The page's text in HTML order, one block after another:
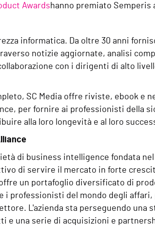
Awardshanno premiato Semperis
informatica. Da oltre 30 anni
notizie aggiornate, analisi
con i dirigenti di alto
SC Media offre riviste, ebook e
per fornire ai professionisti della
alla loro longevità e al loro
di business intelligence fondata
di servire il mercato in forte
un portafoglio diversificato di
i professionisti del mondo degli
L'azienda sta perseguendo
e una serie di acquisizioni e